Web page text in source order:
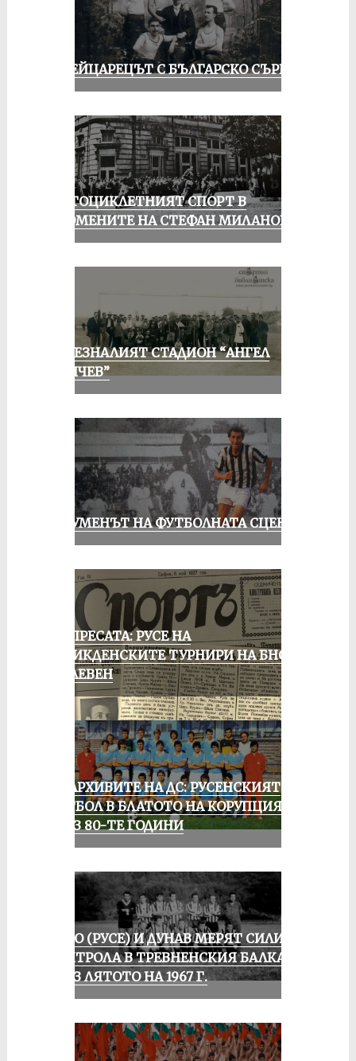
ШВЕЙЦАРЕЦЪТ С БЪЛГАРСКО СЪРЦЕ
МОТОЦИКЛЕТНИЯТ СПОРТ В
СПОМЕНИТЕ НА СТЕФАН МИЛАНОВ
ИЗЧЕЗНАЛИЯТ СТАДИОН “АНГЕЛ
КЪНЧЕВ”
ШОУМЕНЪТ НА ФУТБОЛНАТА СЦЕНА
ОТ ПРЕСАТА: РУСЕ НА
ВЕЛИКДЕНСКИТЕ ТУРНИРИ НА БНСФ
В ПЛЕВЕН
ИЗ АРХИВИТЕ НА ДС: РУСЕНСКИЯТ
ФУТБОЛ В БЛАТОТО НА КОРУПЦИЯТА
ПРЕЗ 80-ТЕ ГОДИНИ
ЛОКО (РУСЕ) И ДУНАВ МЕРЯТ СИЛИ В
КОНТРОЛА В ТРЕВНЕНСКИЯ БАЛКАН
ПРЕЗ ЛЯТОТО НА 1967 Г.